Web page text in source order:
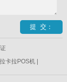
卡拉POS机 |